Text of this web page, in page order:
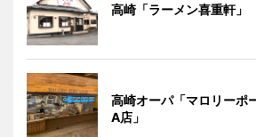
高崎「ラーメン喜重軒」
高崎オーパ「マロリーポ
A店」